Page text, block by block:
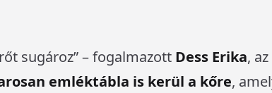
sugároz” – fogalmazott Dess Erika,
emléktábla is kerül a kőre,